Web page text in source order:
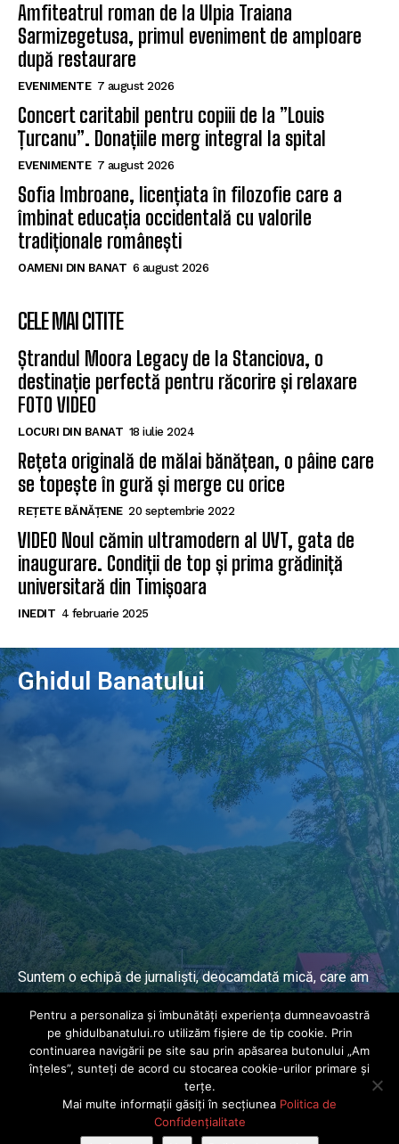
Amfiteatrul roman de la Ulpia Traiana
Sarmizegetusa, primul eveniment de amploare
după restaurare
EVENIMENTE 7 august 2026
Concert caritabil pentru copiii de la ”Louis
Țurcanu”. Donațiile merg integral la spital
EVENIMENTE 7 august 2026
Sofia Imbroane, licențiata în filozofie care a
îmbinat educația occidentală cu valorile
tradiționale românești
OAMENI DIN BANAT 6 august 2026
CELE MAI CITITE
Ștrandul Moora Legacy de la Stanciova, o
destinație perfectă pentru răcorire și relaxare
FOTO VIDEO
LOCURI DIN BANAT 18 iulie 2024
Rețeta originală de mălai bănățean, o pâine care
se topește în gură și merge cu orice
REȚETE BĂNĂȚENE 20 septembrie 2022
VIDEO Noul cămin ultramodern al UVT, gata de
inaugurare. Condiții de top și prima grădiniță
universitară din Timișoara
INEDIT 4 februarie 2025
Ghidul Banatului
Suntem o echipă de jurnaliști, deocamdată mică, care am
ani.
© Ghidul Banatului 2025. Toate drepturile rezervate · Dezvoltat de
Power Media FX
Pentru a personaliza și îmbunătăți experiența dumneavoastră
pe ghidulbanatului.ro utilizăm fișiere de tip cookie. Prin
continuarea navigării pe site sau prin apăsarea butonului „Am
înțeles”, sunteți de acord cu stocarea cookie-urilor primare și
terțe.
Mai multe informații găsiți în secțiunea Politica de
Confidențialitate